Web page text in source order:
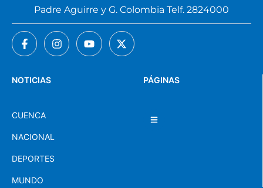
PÁGINAS
NOTICIAS
CUENCA
NACIONAL
DEPORTES
MUNDO
Padre Aguirre y G. Colombia Telf. 2824000